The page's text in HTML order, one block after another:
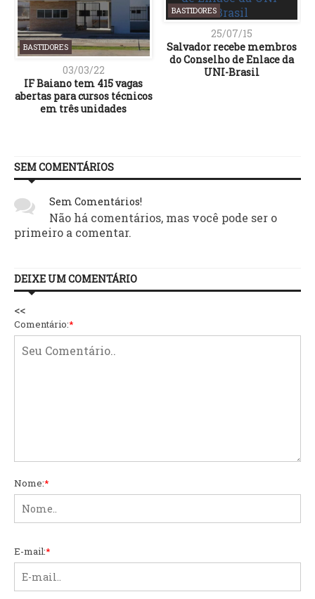
BASTIDORES
03/03/22
IF Baiano tem 415 vagas
abertas para cursos técnicos
em três unidades
BASTIDORES
25/07/15
Salvador recebe membros
do Conselho de Enlace da
UNI-Brasil
SEM COMENTÁRIOS
Sem Comentários!
Não há comentários, mas você pode ser o
primeiro a comentar.
DEIXE UM COMENTÁRIO
<<
Comentário:*
Nome:*
E-mail:*